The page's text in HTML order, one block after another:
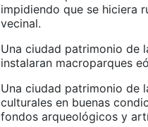
impidiendo que se hiciera
vecinal.
Una ciudad patrimonio de
instalaran macroparques
Una ciudad patrimonio de
culturales en buenas
fondos arqueológicos y